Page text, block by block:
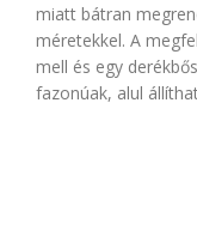
miatt bátran
méretekkel. A
mell és egy
fazonúak, alul